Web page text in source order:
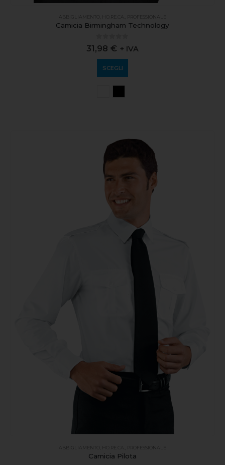
ABBIGLIAMENTO HO.RE.CA. PROFESSIONALE
Camicia Birmingham Technology
0 out of 5
31,98 € + IVA
SCEGLI
ABBIGLIAMENTO HO.RE.CA. PROFESSIONALE
Camicia Pilota